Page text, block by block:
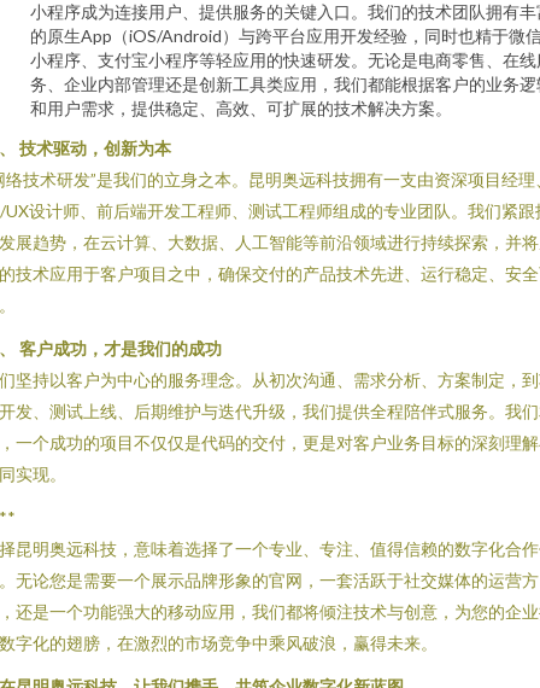
小程序成为连接用户、提供服务的关键入口。我们的技术团队拥有丰
的原生App（iOS/Android）与跨平台应用开发经验，同时也精于微
小程序、支付宝小程序等轻应用的快速研发。无论是电商零售、在线
务、企业内部管理还是创新工具类应用，我们都能根据客户的业务逻
和用户需求，提供稳定、高效、可扩展的技术解决方案。
技术驱动，创新为本
络技术研发”是我们的立身之本。昆明奥远科技拥有一支由资深项目经理
UX设计师、前后端开发工程师、测试工程师组成的专业团队。我们紧跟
展趋势，在云计算、大数据、人工智能等前沿领域进行持续探索，并
技术应用于客户项目之中，确保交付的产品技术先进、运行稳定、安
客户成功，才是我们的成功
坚持以客户为中心的服务理念。从初次沟通、需求分析、方案制定，
发、测试上线、后期维护与迭代升级，我们提供全程陪伴式服务。我
一个成功的项目不仅仅是代码的交付，更是对客户业务目标的深刻理
实现。
昆明奥远科技，意味着选择了一个专业、专注、值得信赖的数字化合
无论您是需要一个展示品牌形象的官网，一套活跃于社交媒体的运营方
还是一个功能强大的移动应用，我们都将倾注技术与创意，为您的企
字化的翅膀，在激烈的市场竞争中乘风破浪，赢得未来。